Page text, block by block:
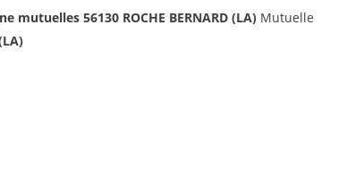
56130 ROCHE BERNARD (LA) Mutuelle